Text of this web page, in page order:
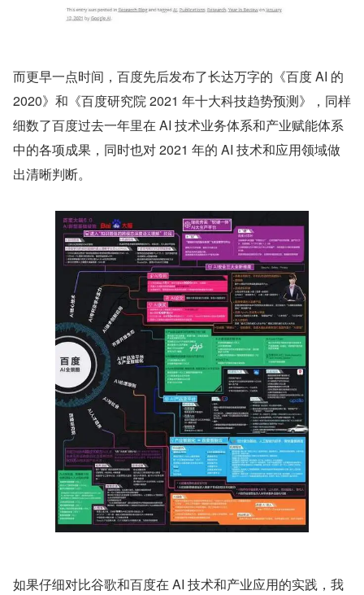
而更早一点时间，百度先后发布了长达万字的《百度 AI 的
2020》和《百度研究院 2021 年十大科技趋势预测》，同样
细数了百度过去一年里在 AI 技术业务体系和产业赋能体系
中的各项成果，同时也对 2021 年的 AI 技术和应用领域做
出清晰判断。
如果仔细对比谷歌和百度在 AI 技术和产业应用的实践，我